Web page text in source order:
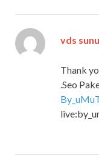
vds
Thank
.Seo